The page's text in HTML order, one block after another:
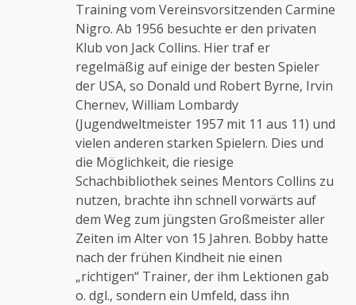
Training vom Vereinsvorsitzenden Carmine
Nigro. Ab 1956 besuchte er den privaten
Klub von Jack Collins. Hier traf er
regelmäßig auf einige der besten Spieler
der USA, so Donald und Robert Byrne, Irvin
Chernev, William Lombardy
(Jugendweltmeister 1957 mit 11 aus 11) und
vielen anderen starken Spielern. Dies und
die Möglichkeit, die riesige
Schachbibliothek seines Mentors Collins zu
nutzen, brachte ihn schnell vorwärts auf
dem Weg zum jüngsten Großmeister aller
Zeiten im Alter von 15 Jahren. Bobby hatte
nach der frühen Kindheit nie einen
„richtigen“ Trainer, der ihm Lektionen gab
o. dgl., sondern ein Umfeld, dass ihn